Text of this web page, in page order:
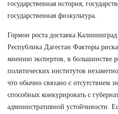
государственная история,
государственная физкультура.
Гормон роста доставка
Республика Дагестан Факторы
мнению экспертов, в большинстве
политических институтов
что обычно связано с отсутствием
способных конкурировать с
административной устойчивости.